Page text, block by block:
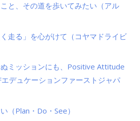
と、その道を歩いてみたい（アル
く走る」を心がけて（コヤマドライビ
ミッションにも、Positive Attitude
デュケーションファーストジャパ
（Plan・Do・See）